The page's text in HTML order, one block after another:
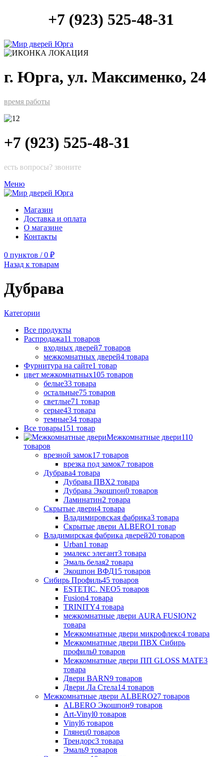
+7 (923) 525-48-31
г. Юрга, ул. Максименко, 24
время работы
+7 (923) 525-48-31
есть вопросы? звоните
Меню
Магазин
Доставка и оплата
О магазине
Контакты
0 пунктов / 0 ₽
Назад к товарам
Дубрава
Категории
Все продукты
Распродажа11 товаров
входных дверей7 товаров
межкомнатных дверей4 товара
Фурнитура на сайте1 товар
цвет межкомнатных105 товаров
белые33 товара
остальные75 товаров
светлые71 товар
серые43 товара
темные34 товара
Все товары151 товар
Межкомнатные двери110
товаров
врезной замок17 товаров
врезка под замок7 товаров
Дубрава4 товара
Дубрава ПВХ2 товара
Дубрава Экошпон0 товаров
Ламинатин2 товара
Скрытые двери4 товара
Владимировская фабрика3 товара
Скрытые двери ALBERO1 товар
Владимирская фабрика дверей20 товаров
Urban1 товар
эмалекс элегант3 товара
Эмаль белая2 товара
Экошпон ВФД15 товаров
Сибирь Профиль45 товаров
ESTETIC. NEO5 товаров
Fusion4 товара
TRINITY4 товара
межкомнатные двери AURA FUSION2
товара
Межкомнатные двери микрофлекс4 товара
Межкомнатные двери ПВХ Сибирь
профиль0 товаров
Межкомнатные двери ПП GLOSS MATE3
товара
Двери BARN9 товаров
Двери Ла Стела14 товаров
Межкомнатные двери ALBERO27 товаров
ALBERO Экошпон9 товаров
Art-Vinyl0 товаров
Vinyl6 товаров
Глянец0 товаров
Трендорс3 товара
Эмаль9 товаров